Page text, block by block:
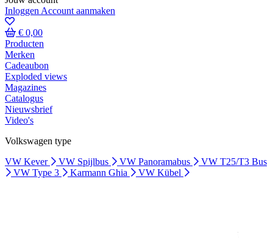
Inloggen Account aanmaken
€ 0,00
Producten
Merken
Cadeaubon
Exploded views
Magazines
Catalogus
Nieuwsbrief
Video's
Volkswagen type
VW Kever
VW Spijlbus VW Panoramabus
VW T25/T3 Bus
VW Type 3
Karmann Ghia VW Kübel